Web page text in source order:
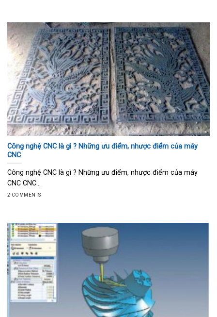
Công nghệ CNC là gì ? Những ưu điểm, nhược điểm của máy
CNC
Công nghệ CNC là gì ? Những ưu điểm, nhược điểm của máy
CNC CNC...
2 COMMENTS